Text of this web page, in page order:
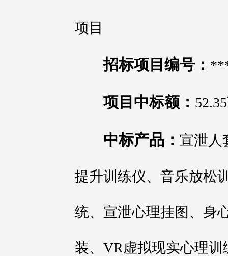
项目
招标项目编号：
项目中标额：
中标产品： 宣泄人
提升训练仪、音乐放松
统、宣泄心理挂图、身
装、VR虚拟现实心理